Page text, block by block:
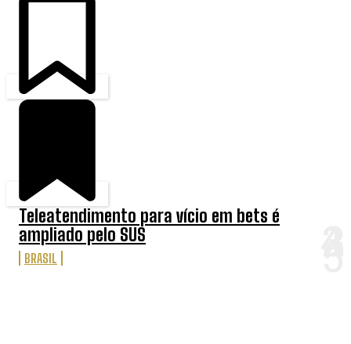
Teleatendimento para vício em bets é
ampliado pelo SUS
BRASIL